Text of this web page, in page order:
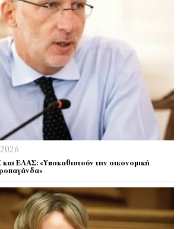
ΕΛΑΣ: «Υποκαθιστούν την οικονομική